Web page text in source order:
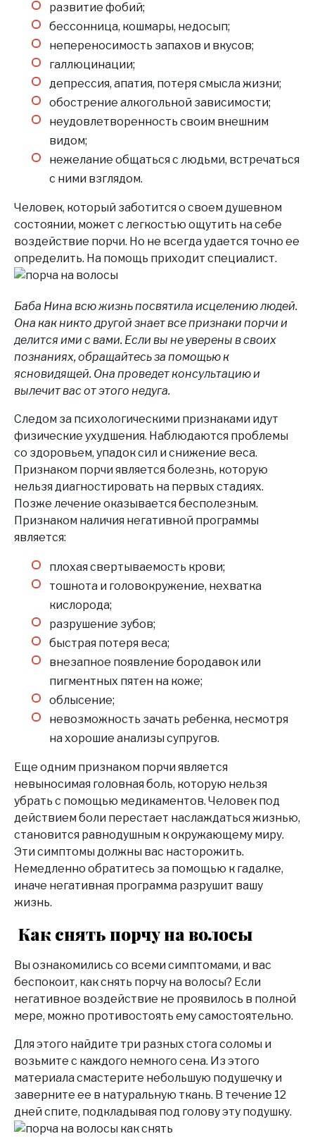
развитие фобий;
бессонница, кошмары, недосып;
непереносимость запахов и вкусов;
галлюцинации;
депрессия, апатия, потеря смысла жизни;
обострение алкогольной зависимости;
неудовлетворенность своим внешним
видом;
нежелание общаться с людьми, встречаться
с ними взглядом.
Человек, который заботится о своем душевном
состоянии, может с легкостью ощутить на себе
воздействие порчи. Но не всегда удается точно ее
определить. На помощь приходит специалист.
Баба Нина всю жизнь посвятила исцелению людей.
Она как никто другой знает все признаки порчи и
делится ими с вами. Если вы не уверены в своих
познаниях, обращайтесь за помощью к
ясновидящей. Она проведет консультацию и
вылечит вас от этого недуга.
Следом за психологическими признаками идут
физические ухудшения. Наблюдаются проблемы
со здоровьем, упадок сил и снижение веса.
Признаком порчи является болезнь, которую
нельзя диагностировать на первых стадиях.
Позже лечение оказывается бесполезным.
Признаком наличия негативной программы
является:
плохая свертываемость крови;
тошнота и головокружение, нехватка
кислорода;
разрушение зубов;
быстрая потеря веса;
внезапное появление бородавок или
пигментных пятен на коже;
облысение;
невозможность зачать ребенка, несмотря
на хорошие анализы супругов.
Еще одним признаком порчи является
невыносимая головная боль, которую нельзя
убрать с помощью медикаментов. Человек под
действием боли перестает наслаждаться жизнью,
становится равнодушным к окружающему миру.
Эти симптомы должны вас насторожить.
Немедленно обратитесь за помощью к гадалке,
иначе негативная программа разрушит вашу
жизнь.
Как снять порчу на волосы
Вы ознакомились со всеми симптомами, и вас
беспокоит, как снять порчу на волосы? Если
негативное воздействие не проявилось в полной
мере, можно противостоять ему самостоятельно.
Для этого найдите три разных стога соломы и
возьмите с каждого немного сена. Из этого
материала смастерите небольшую подушечку и
заверните ее в натуральную ткань. В течение 12
дней спите, подкладывая под голову эту подушку.